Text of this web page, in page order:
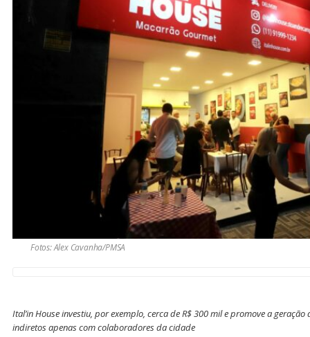
Fotos: Alex Cavanha/PMSA
Ital’in House investiu, por exemplo, cerca de R$ 300 mil e promove a
indiretos apenas com colaboradores da cidade